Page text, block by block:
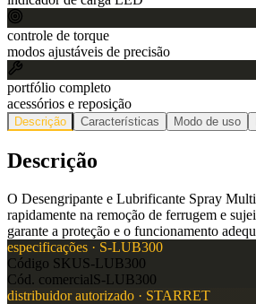
controle de torque
modos ajustáveis de precisão
portfólio completo
acessórios e reposição
Descrição Características Modo de uso
Descrição
O Desengripante e Lubrificante Spray
rapidamente na remoção de ferrugem e
garante a proteção e o funcionamento
especificações · S-LUB300
Código SKUS-LUB300
Cód. comercialS-LUB300
distribuidor autorizado · STARRET